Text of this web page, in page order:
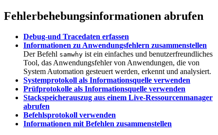
Fehlerbehebungsinformationen abrufen
Debug-und Tracedaten erfassen
Informationen zu Anwendungsfehlern zusammenstellen
Der Befehl samwhy ist ein einfaches und benutzerfreundliches
Tool, das Anwendungsfehler von Anwendungen, die von
System Automation gesteuert werden, erkennt und analysiert.
Systemprotokoll als Informationsquelle verwenden
Prüfprotokolle als Informationsquelle verwenden
Stackspeicherauszug aus einem Live-Ressourcenmanager
abrufen
Befehlsprotokoll verwenden
Informationen mit Befehlen zusammenstellen